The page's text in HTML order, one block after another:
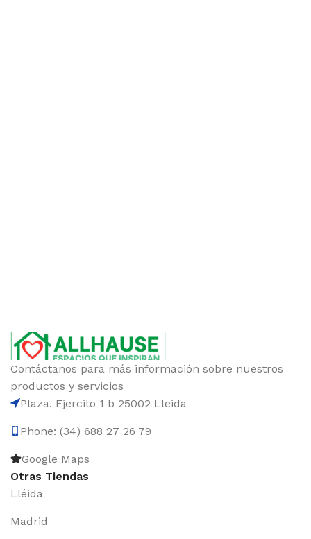
Contáctanos para más información sobre nuestros
productos y servicios
Plaza. Ejercito 1 b 25002 Lleida
Phone: (34) 688 27 26 79
Google Maps
Otras Tiendas
Lléida
Madrid